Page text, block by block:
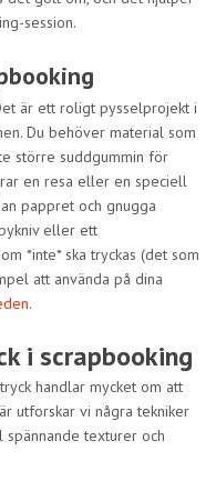
session.
är ett roligt pysselprojekt i
Du behöver material som
större suddgummin för
en resa eller en speciell
pappret och gnugga
eller ett
*inte* ska tryckas (det som
att använda på dina
.
i scrapbooking
handlar mycket om att
utforskar vi några tekniker
texturer och